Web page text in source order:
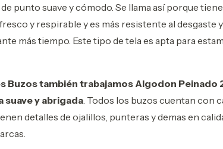
punto suave y cómodo. Se llama así porque
y respirable y es más resistente al desgaste
más tiempo. Este tipo de tela es apta para
Buzos también trabajamos Algodon Peinado
suave y abrigada . Todos los buzos cuentan con
detalles de ojalillos, punteras y demas en